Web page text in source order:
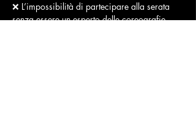
❌ L’impossibilità di partecipare alla serata
senza essere un esperto delle coreografie